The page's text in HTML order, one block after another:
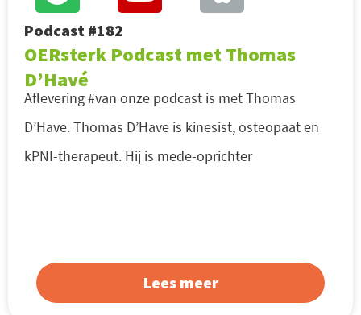
Podcast #182
OERsterk Podcast met Thomas
D’Havé
Aflevering #van onze podcast is met Thomas
D’Have. Thomas D’Have is kinesist, osteopaat en
kPNI-therapeut. Hij is mede-oprichter
Lees meer